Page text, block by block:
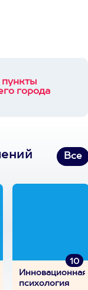
пункты
города
Все
10
Инновационная
психология